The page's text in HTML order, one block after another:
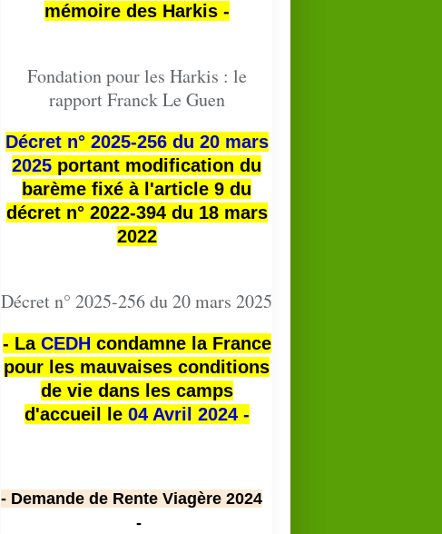
mémoire des Harkis -
Fondation pour les Harkis : le
rapport Franck Le Guen
Décret n° 2025-256 du 20 mars
2025 portant modification du
barème fixé à l'article 9 du
décret n° 2022-394 du 18 mars
2022
Décret n° 2025-256 du 20 mars 2025
- La CEDHcondamne la France
pour les mauvaises conditions
de vie dans les camps
d'accueil le 04 Avril 2024 -
- Demande de Rente Viagère 2024
-